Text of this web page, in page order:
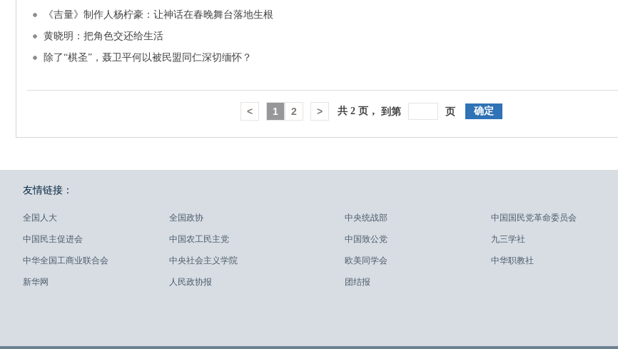
《吉量》制作人杨柠豪：让神话在春晚舞台落地生根
黄晓明：把角色交还给生活
除了“棋圣”，聂卫平何以被民盟同仁深切缅怀？
< 1 2 > 共2 页， 到第 页 确定
友情链接：
全国人大
中国民主促进会
中华全国工商业联合会
新华网
全国政协
中国农工民主党
中央社会主义学院
人民政协报
中央统战部
中国致公党
欧美同学会
团结报
中国国民党革命委员会
九三学社
中华职教社